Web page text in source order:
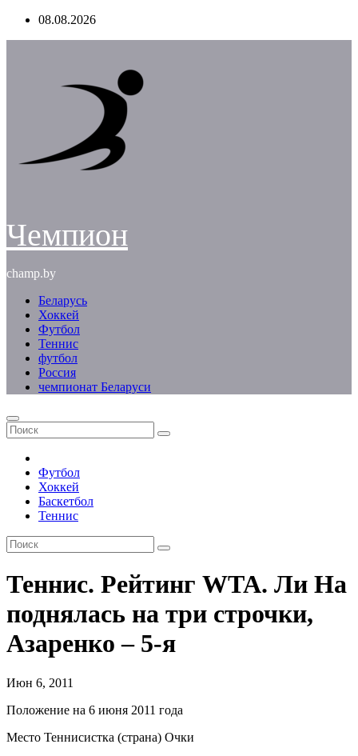
Перейти08.08.2026
Чемпион
champ.by
Беларусь
Хоккей
Футбол
Теннис
футбол
Россия
чемпионат Беларуси
Футбол
Хоккей
Баскетбол
Теннис
Теннис. Рейтинг WTA. Ли На
поднялась на три строчки,
Азаренко – 5-я
Июн 6, 2011
Положение на 6 июня 2011 года
Место Теннисистка (страна) Очки